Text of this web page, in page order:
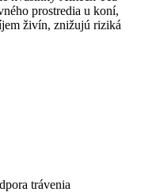
prostredia u koní,
živín, znižujú riziká
trávenia